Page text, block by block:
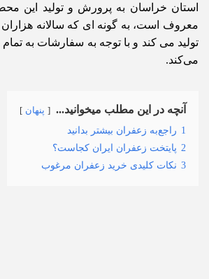
استان خراسان به پرورش و تولید این
معروف است، به گونه ای که سالانه هزاران
تولید می کند و با توجه به سفارشات به
می‌کند.
آنچه در این مطلب میخوانید... پنهان
1 راجع‌به زعفران بیشتر بدانید
2 پایتخت زعفران ایران کجاست؟
3 نکات کلیدی خرید زعفران مرغوب